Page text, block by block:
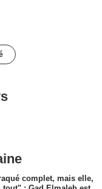
complet, mais elle,